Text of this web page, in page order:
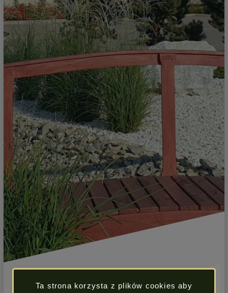
Ta strona korzysta z plików cookies aby